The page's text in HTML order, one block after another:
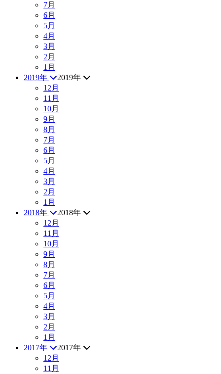
7月
6月
5月
4月
3月
2月
1月
2019年
2019年
12月
11月
10月
9月
8月
7月
6月
5月
4月
3月
2月
1月
2018年
2018年
12月
11月
10月
9月
8月
7月
6月
5月
4月
3月
2月
1月
2017年
2017年
12月
11月